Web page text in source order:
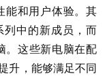
能和用户体验。其
列中的新成员，而
。这些新电脑在配
升，能够满足不同